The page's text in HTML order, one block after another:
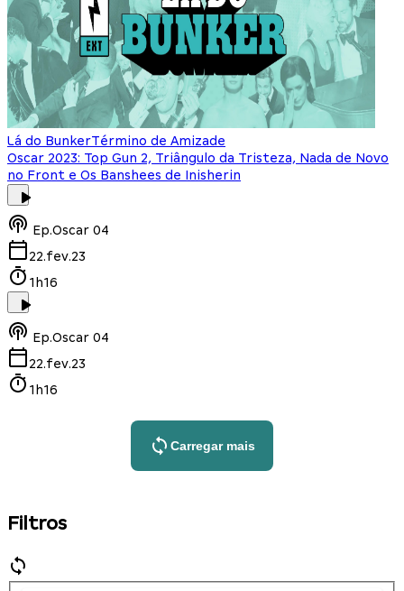
Lá do BunkerTérmino de Amizade
Oscar 2023: Top Gun 2, Triângulo da Tristeza, Nada de Novo
no Front e Os Banshees de Inisherin
Ep.Oscar 04
22.fev.23
1h16
Ep.Oscar 04
22.fev.23
1h16
Carregar mais
Filtros